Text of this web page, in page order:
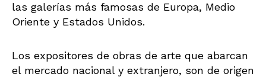
las galerías más famosas de Europa, Medio
Oriente y Estados Unidos.
Los expositores de obras de arte que abarcan
el mercado nacional y extranjero, son de origen